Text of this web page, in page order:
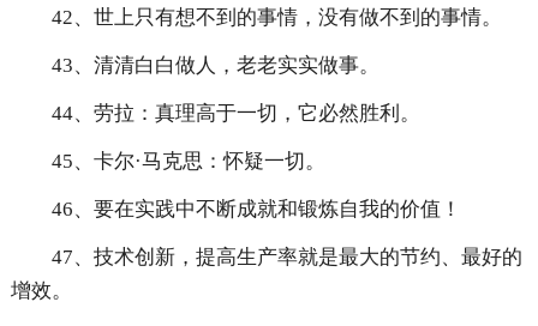
42、世上只有想不到的事情，没有做不到的事情。
43、清清白白做人，老老实实做事。
44、劳拉：真理高于一切，它必然胜利。
45、卡尔·马克思：怀疑一切。
46、要在实践中不断成就和锻炼自我的价值！
47、技术创新，提高生产率就是最大的节约、最好的
增效。